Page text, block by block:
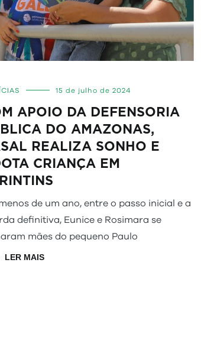
15 de julho de 2024
APOIO DA DEFENSORIA
DO AMAZONAS,
REALIZA SONHO E
CRIANÇA EM
de um ano, entre o passo inicial e a
definitiva, Eunice e Rosimara se
mães do pequeno Paulo
LER MAIS